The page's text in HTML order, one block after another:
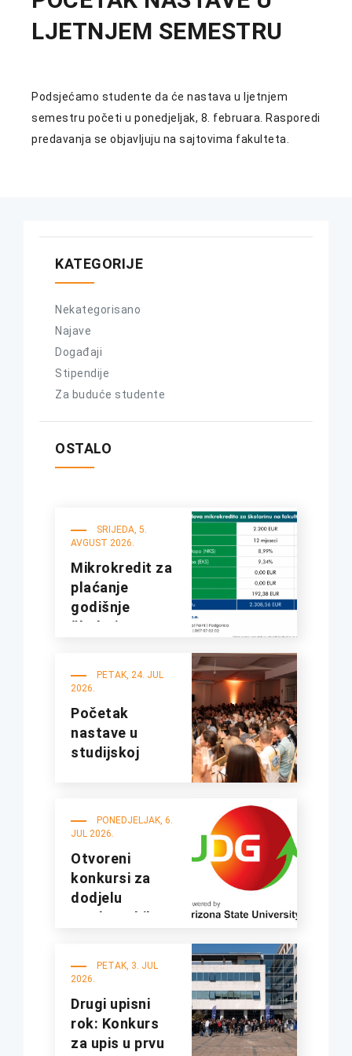
LJETNJEM SEMESTRU
Podsjećamo studente da će nastava u ljetnjem
semestru početi u ponedjeljak, 8. februara. Rasporedi
predavanja se objavljuju na sajtovima fakulteta.
KATEGORIJE
Nekategorisano
Najave
Događaji
Stipendije
Za buduće studente
OSTALO
SRIJEDA, 5.
AVGUST 2026.
Mikrokredit za
plaćanje
godišnje
školarine na
PETAK, 24. JUL
2026.
Početak
nastave u
studijskoj
PONEDJELJAK, 6.
JUL 2026.
Otvoreni
konkursi za
dodjelu
studentskih
studijsku
2026/2027.
godinu
PETAK, 3. JUL
2026.
Drugi upisni
rok: Konkurs
za upis u prvu